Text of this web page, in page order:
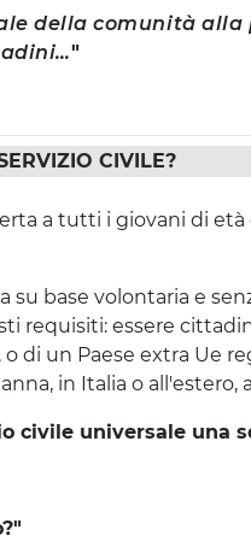
della comunità alla
"
CIVILE?
a tut­ti i giovani di età
su base volontaria e
requisiti: essere
di un Paese extra Ue
in Italia o
civile universale una